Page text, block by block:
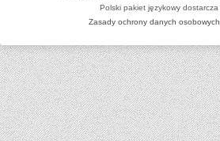
Polski pakiet językowy dostarcza
Zasady ochrony danych osobowych